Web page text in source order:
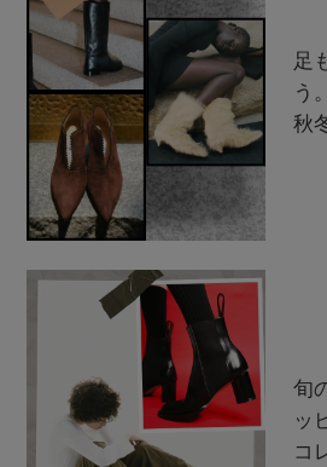
足
う
秋
旬
ッ
コ